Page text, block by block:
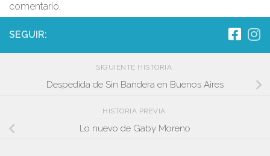
comentario.
SEGUIR:
SIGUIENTE HISTORIA
Despedida de Sin Bandera en Buenos Aires
HISTORIA PREVIA
Lo nuevo de Gaby Moreno